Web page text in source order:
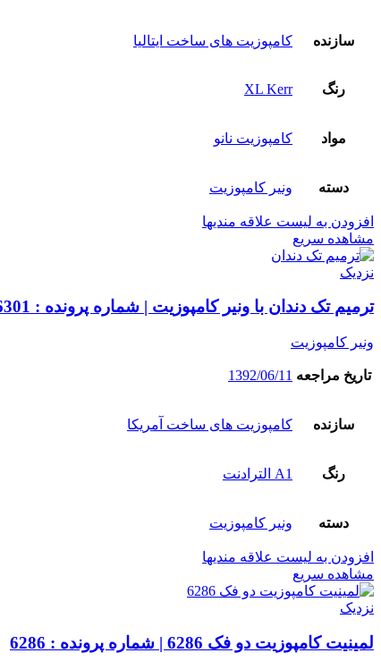
سازنده کامپوزیت های ساخت ایتالیا
رنگ XL Kerr
مواد کامپوزیت نانو
دسته ونیر کامپوزیت
افزودن به لیست علاقه مندیها
مشاهده سریع
نزدیک
ترمیم تک دندان با ونیر کامپوزیت | شماره پرونده : 6301
ونیر کامپوزیت
تاریخ مراجعه 1392/06/11
سازنده کامپوزیت های ساخت آمریکا
رنگ A1 الترادنت
دسته ونیر کامپوزیت
افزودن به لیست علاقه مندیها
مشاهده سریع
نزدیک
لمینیت کامپوزیت دو فک 6286 | شماره پرونده : 6286